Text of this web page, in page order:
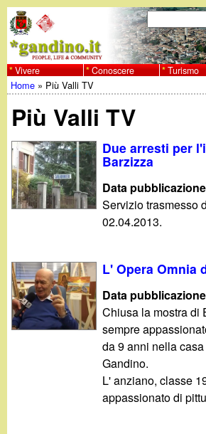
al
contenuto
principale
w
w
w
.
g
n
d
F
o
r
d
i
r
i
e
r
c
a
C
e
r
c
Vivere Conoscere Turismo
Tu
sei
qui
Home » Più Valli TV
Più Valli TV
Due arresti per
Barzizza
Data
Servizio trasmesso
02.04.2013.
L' Opera Omnia
Data
Chiusa la mostra di
sempre
da 9 anni nella
Gandino.
L' anziano, classe
appassionato di